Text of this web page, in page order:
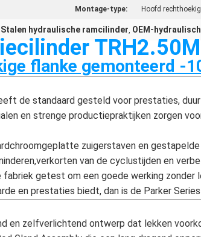
Montage-type: Hoofd
Stalen hydraulische ramcilinder, OEM-
flanke gemonteerd -
de standaard gesteld voor prestaties,
en strenge productiepraktijken zorgen
zuigerstaven en
van de cyclustijden en
getest om een goede werking zonder
en prestaties biedt, dan is de Parker
en zelfverlichtend ontwerp dat lekken